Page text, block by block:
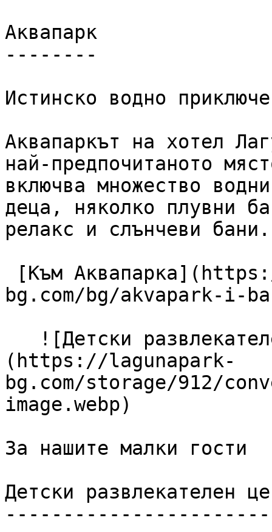
Аквапарк
--------
Истинско водно
Аквапаркът на хотел
най-предпочитаното
включва множество
деца, няколко плувни
релакс и слънчеви бани.
bg.com/bg/akvapark-i-
(https://lagunapark-
bg.com/storage/912/
image.webp)
За нашите малки гости
Детски развлекателен